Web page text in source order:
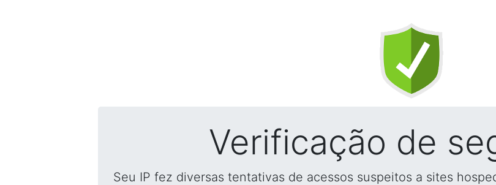
Verificação de
Seu IP fez diversas tentativas de acessos suspeitos a sites